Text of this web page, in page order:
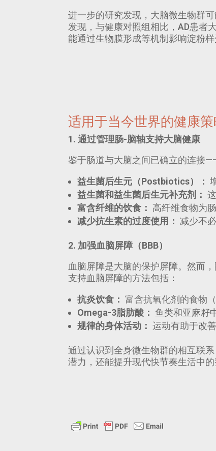
进一步的研究发现，大脑微生物群
发现，与健康对照组相比，AD患者
能通过生物膜形成等机制影响淀粉
适用于当今世界的健康策
1. 通过管理肠-脑轴支持大脑健康
鉴于肠道与大脑之间已确立的连接
益生菌后生元（Postbiotics）：
益生菌和益生菌后生元补充剂：
富含纤维的饮食： 高纤维食物为
减少抗生素的过度使用： 减少不
2. 加强血脑屏障（BBB）
血脑屏障是大脑的保护屏障。然而
支持血脑屏障的方法包括：
抗炎饮食： 富含抗氧化剂的食物
Omega-3脂肪酸： 鱼类和亚麻籽
规律的身体活动： 运动有助于改
通过认识到全身微生物群的相互联
潜力，还能提升现代快节奏生活中的